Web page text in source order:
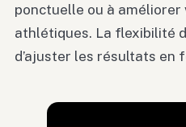
ponctuelle ou à
athlétiques. La flexibilité
d’ajuster les résultats en